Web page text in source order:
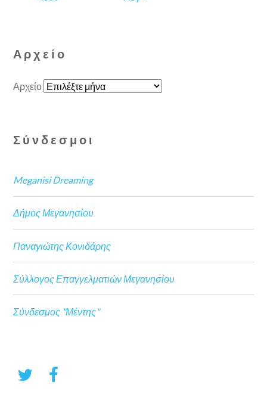
Αρχείο
Αρχείο
Σύνδεσμοι
Meganisi Dreaming
Δήμος Μεγανησίου
Παναγιώτης Κονιδάρης
Σύλλογος Επαγγελματιών Μεγανησίου
Σύνδεσμος "Μέντης"